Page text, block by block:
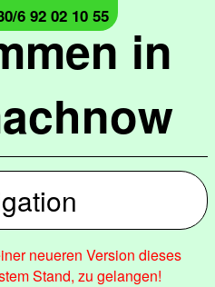
in
6 92 02 10 55
neueren Version dieses
Stand, zu gelangen!